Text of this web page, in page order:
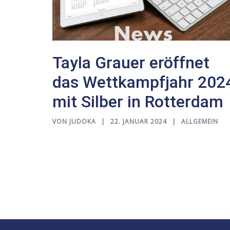
Tayla Grauer eröffnet
das Wettkampfjahr
mit Silber in Rotterdam
VON JUDOKA 22. JANUAR 2024 ALLGEMEIN